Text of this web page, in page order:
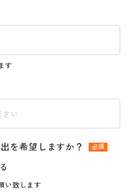
す
を希望しますか？ 必須
い致します